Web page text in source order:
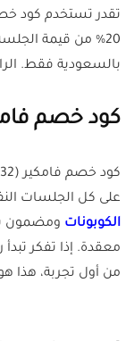
تقدر تستخدم كود
20% من قيمة
بالسعودية فقط.
كود خصم
على كل الجلسات
الكوبونات ومضمون
معقدة. إذا تفكر
من أول تجربة، هذا